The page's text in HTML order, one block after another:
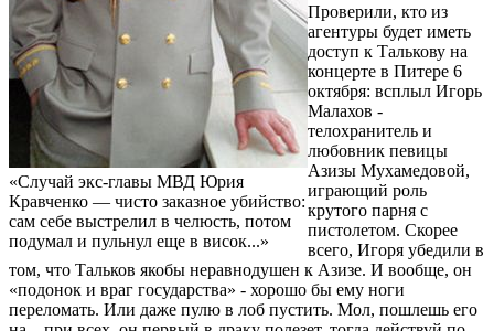
«Случай экс-главы МВД Юрия
Кравченко — чисто заказное убийство:
сам себе выстрелил в челюсть, потом
подумал и пульнул еще в висок...»
Проверили, кто из
агентуры будет иметь
доступ к Талькову на
концерте в Питере 6
октября: всплыл Игорь
Малахов -
телохранитель и
любовник певицы
Азизы Мухамедовой,
играющий роль
крутого парня с
пистолетом. Скорее
всего, Игоря убедили в
том, что Тальков якобы неравнодушен к Азизе. И вообще, он
«подонок и враг государства» - хорошо бы ему ноги
переломать. Или даже пулю в лоб пустить. Мол, пошлешь его